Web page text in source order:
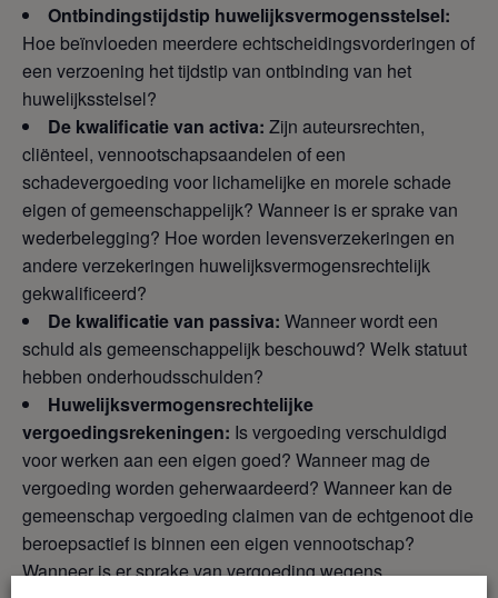
Ontbindingstijdstip huwelijksvermogensstelsel:
Hoe beïnvloeden meerdere echtscheidingsvorderingen of
een verzoening het tijdstip van ontbinding van het
huwelijksstelsel?
De kwalificatie van activa: Zijn auteursrechten,
cliënteel, vennootschapsaandelen of een
schadevergoeding voor lichamelijke en morele schade
eigen of gemeenschappelijk? Wanneer is er sprake van
wederbelegging? Hoe worden levensverzekeringen en
andere verzekeringen huwelijksvermogensrechtelijk
gekwalificeerd?
De kwalificatie van passiva: Wanneer wordt een
schuld als gemeenschappelijk beschouwd? Welk statuut
hebben onderhoudsschulden?
Huwelijksvermogensrechtelijke
vergoedingsrekeningen: Is vergoeding verschuldigd
voor werken aan een eigen goed? Wanneer mag de
vergoeding worden geherwaardeerd? Wanneer kan de
gemeenschap vergoeding claimen van de echtgenoot die
beroepsactief is binnen een eigen vennootschap?
Wanneer is er sprake van vergoeding wegens